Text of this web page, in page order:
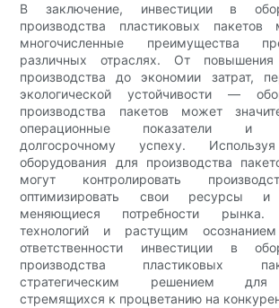
В заключение, инвестиции в
производства пластиковых пакетов
многочисленные преимущества
различных отраслях. От повышения
производства до экономии затрат,
экологической устойчивости —
производства пакетов может
операционные показатели и
долгосрочному успеху.
оборудования для производства
могут контролировать
оптимизировать свои ресурсы и
меняющиеся потребности
технологий и растущим осознанием
ответственности инвестиции в
производства пластиковых
стратегическим решением для
стремящихся к процветанию на